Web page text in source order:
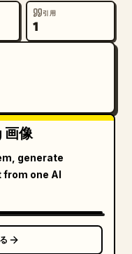
引用
1
像
generate
one AI